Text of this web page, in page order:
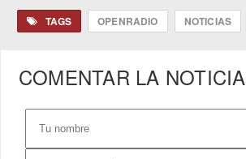
TAGS OPENRADIO NOTICIAS
COMENTAR LA NOTICIA